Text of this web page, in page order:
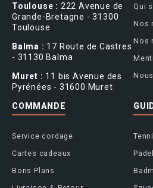
Toulouse : 222 Avenue de
Grande-Bretagne - 31300
Toulouse
Balma : 17 Route de Castres
- 31130 Balma
Muret : 11 bis Avenue des
Pyrénées - 31600 Muret
Qui
Nos
Nos
COMMANDE
Service cordage
Cartes cadeaux
Bons Plans
Padel